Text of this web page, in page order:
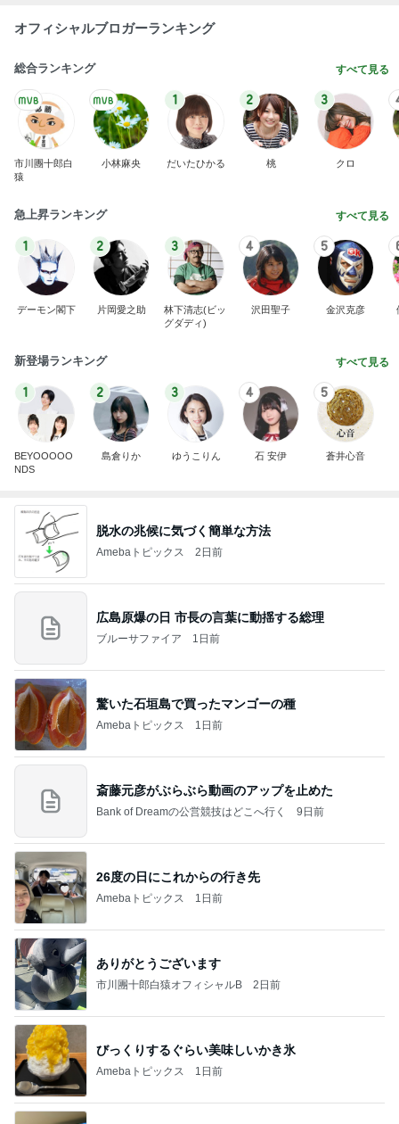
オフィシャルブロガーランキング
総合ランキング すべて見る
市川團十郎白
猿
小林麻央
1
だいたひかる
2
桃
3
クロ
急上昇ランキング すべて見る
1
デーモン閣下
2
片岡愛之助
3
林下清志(ビッ
グダディ)
4
沢田聖子
5
金沢克彦
新登場ランキング すべて見る
1
BEYOOOOO
NDS
2
島倉りか
3
ゆうこりん
4
石 安伊
5
蒼井心音
脱水の兆候に気づく簡単な方法
Amebaトピックス 2日前
広島原爆の日 市長の言葉に動揺する総理
ブルーサファイア 1日前
驚いた石垣島で買ったマンゴーの種
Amebaトピックス 1日前
斎藤元彦がぶらぶら動画のアップを止めた
Bank of Dreamの公営競技はどこへ行く 9日前
26度の日にこれからの行き先
Amebaトピックス 1日前
ありがとうございます
市川團十郎白猿オフィシャルB 2日前
びっくりするぐらい美味しいかき氷
Amebaトピックス 1日前